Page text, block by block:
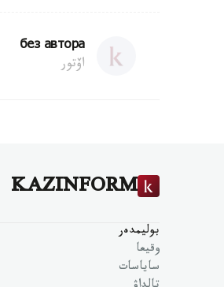
без автора
اۆتور
KAZINFORM
بوليمدەر
وقيعا
ساياسات